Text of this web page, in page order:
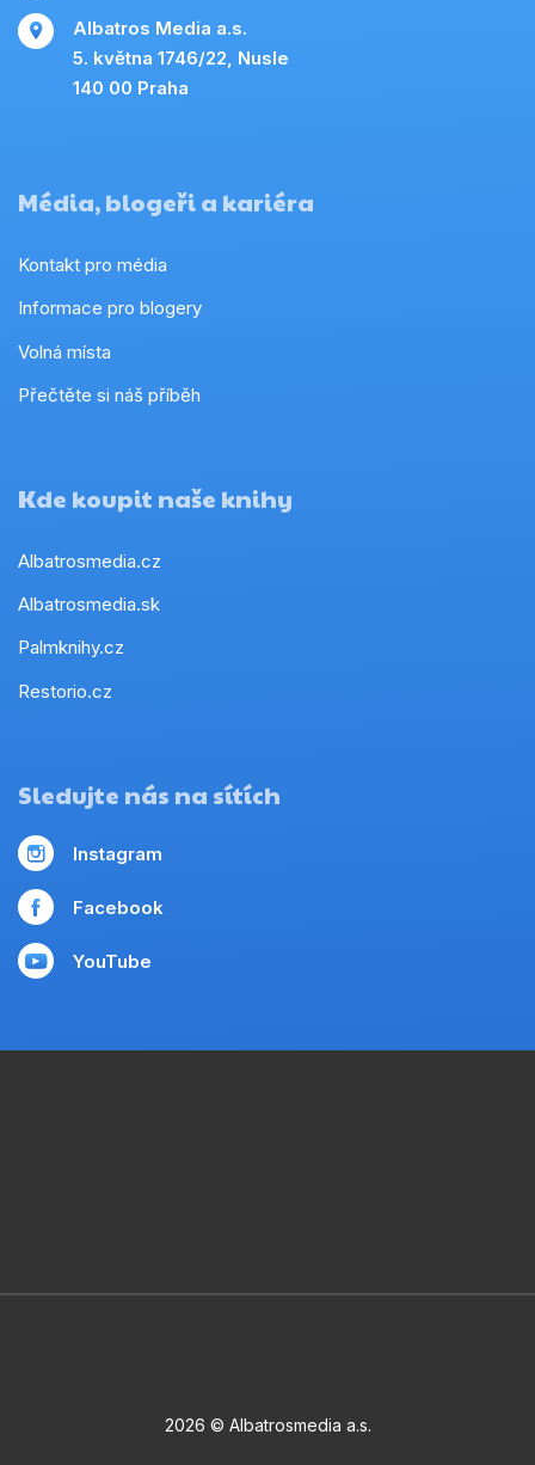
Albatros Media a.s.
5. května 1746/22, Nusle
140 00 Praha
Média, blogeři a kariéra
Kontakt pro média
Informace pro blogery
Volná místa
Přečtěte si náš příběh
Kde koupit naše knihy
Albatrosmedia.cz
Albatrosmedia.sk
Palmknihy.cz
Restorio.cz
Sledujte nás na sítích
Instagram
Facebook
YouTube
2026 © Albatrosmedia a.s.